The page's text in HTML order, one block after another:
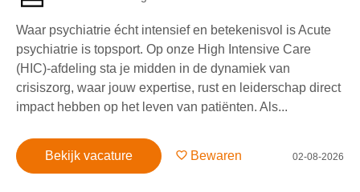
Waar psychiatrie écht intensief en betekenisvol is Acute
psychiatrie is topsport. Op onze High Intensive Care
(HIC)-afdeling sta je midden in de dynamiek van
crisiszorg, waar jouw expertise, rust en leiderschap direct
impact hebben op het leven van patiënten. Als...
Bekijk vacature Bewaren 02-08-2026